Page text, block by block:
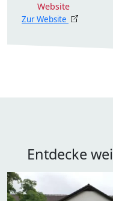
Website
Zur Website
Entdecke